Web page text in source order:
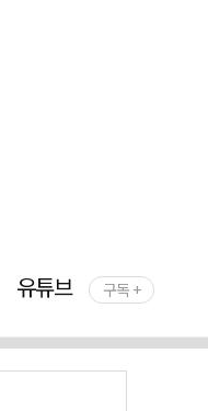
유튜브 구독 +